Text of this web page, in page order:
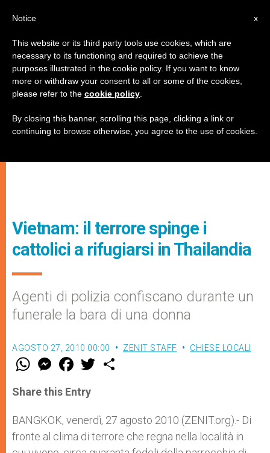
Vietnam: il terrore spinge i
cattolici a rifugiarsi in Thailandia
Agenti di polizia confiscano durante un
funerale la bara di una donna
AGOSTO 27, 2010 00:00 ZENIT STAFF CHIESE LOCALI
W
t
s
p
p
M
e
s
e
g
e
r
F
a
e
b
o
k
w
r
Share this Entry
BANGKOK, venerdì, 27 agosto 2010 (ZENIT.org).- Di
fronte al clima di terrore che regna nella località in
x
Notice
This website or its third party tools use cookies, which are
necessary to its functioning and required to achieve the
purposes illustrated in the cookie policy. If you want to know
more or withdraw your consent to all or some of the cookies,
please refer to the cookie policy
By closing this banner, scrolling this page, clicking a link or
continuing to browse otherwise, you agree to the use of cookies.